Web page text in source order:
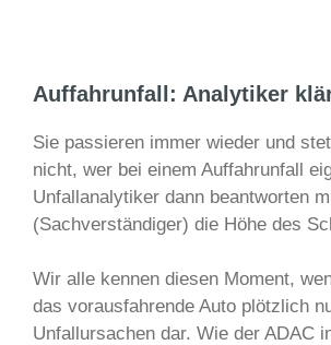
Auffahrunfall: Analytiker
Sie passieren immer wieder und
nicht, wer bei einem Auffahrunfall
Unfallanalytiker dann beantworten
(Sachverständiger) die Höhe des
Wir alle kennen diesen Moment,
das vorausfahrende Auto plötzlich
Unfallursachen dar. Wie der ADAC